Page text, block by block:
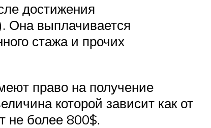
достижения
Она выплачивается
стажа и прочих
право на получение
которой зависит как от
не более 800$.